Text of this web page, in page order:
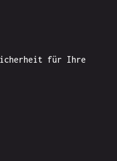
für Ihre